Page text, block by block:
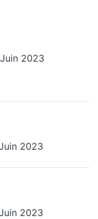
2023
2023
2023